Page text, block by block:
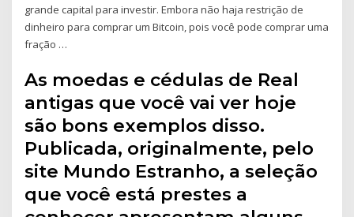
grande capital para investir. Embora não haja restrição de
dinheiro para comprar um Bitcoin, pois você pode comprar uma
fração …
As moedas e cédulas de Real
antigas que você vai ver hoje
são bons exemplos disso.
Publicada, originalmente, pelo
site Mundo Estranho, a seleção
que você está prestes a